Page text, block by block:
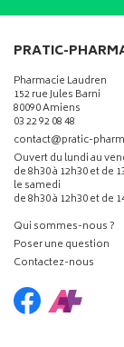
PRATIC-
Pharmacie Laudren
152 rue Jules Barni
80090 Amiens
03 22 92 08 48
contact-
@-
pratic-
Ouvert du lundi au
de 8h30 à 12h30 et de
le samedi
de 8h30 à 12h30 et de
Qui sommes-nous ?
Poser une question
Contactez-nous